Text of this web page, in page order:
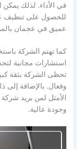
في الأداء. لذلك يمكن
للحصول على تنظيف
عميق في عجمان
كما تهتم الشركة
استشارات مجانية
تحظى الشركة بثقة
وفعال. بالإضافة إلى
الأمثل لمن يريد
وجودة عالية.